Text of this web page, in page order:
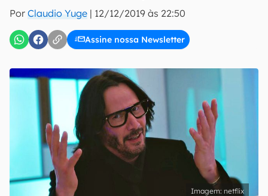
Por Claudio Yuge | 12/12/2019 às 22:50
Assine nossa Newsletter
inscreva-se
Uso e Política de Privacidade do Canaltech.
netflix